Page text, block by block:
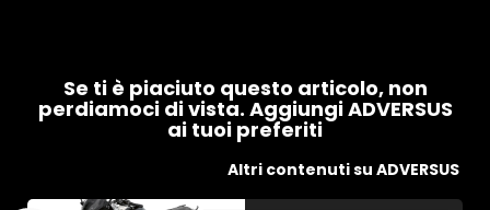
Se ti è piaciuto questo articolo, non
perdiamoci di vista. Aggiungi ADVERSUS
ai tuoi preferiti
Altri contenuti su ADVERSUS